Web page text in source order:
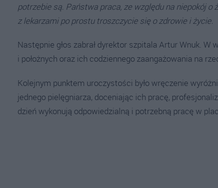
potrzebie są. Państwa praca, ze względu na niepokój
z lekarzami po prostu troszczycie się o zdrowie i życie.
Następnie głos zabrał dyrektor szpitala Artur Wnuk.
i położnych oraz ich codziennego zaangażowania na
Kolejnym punktem uroczystości było wręczenie
jednego pielęgniarza, doceniając ich pracę,
dzień wykonują odpowiedzialną i potrzebną pracę w